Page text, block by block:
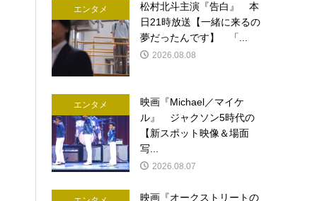
エンタメ
松村北斗主演『告白』 本
日21時放送【一緒に来るの
夢だったんです】 「...
2026.08.08
エンタメ
映画『Michael／マイケ
ル』 ジャクソン5時代の
【新スポット映像＆場面
写...
2026.08.07
映画『オークストリートの